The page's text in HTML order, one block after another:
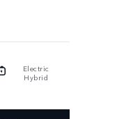
Electric
Hybrid